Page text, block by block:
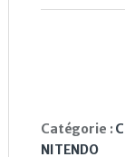
Catégorie :
NITENDO